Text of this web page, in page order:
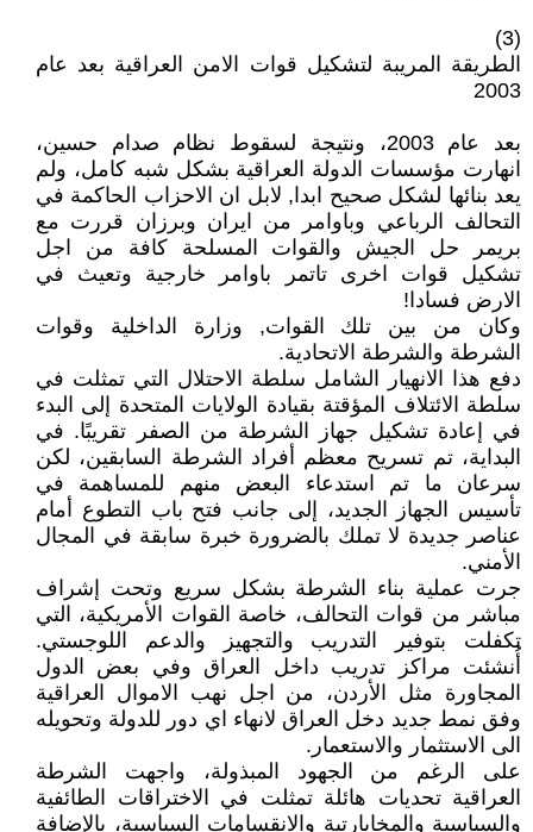
(3)
الطريقة المريبة لتشكيل قوات الامن العراقية بعد عام
2003
بعد عام 2003، ونتيجة لسقوط نظام صدام حسين،
انهارت مؤسسات الدولة العراقية بشكل شبه كامل، ولم
يعد بنائها لشكل صحيح ابدا, لابل ان الاحزاب الحاكمة في
التحالف الرباعي وباوامر من ايران وبرزان قررت مع
بريمر حل الجيش والقوات المسلحة كافة من اجل
تشكيل قوات اخرى تاتمر باوامر خارجية وتعيث في
الارض فسادا!
وكان من بين تلك القوات, وزارة الداخلية وقوات
الشرطة والشرطة الاتحادية.
دفع هذا الانهيار الشامل سلطة الاحتلال التي تمثلت في
سلطة الائتلاف المؤقتة بقيادة الولايات المتحدة إلى البدء
في إعادة تشكيل جهاز الشرطة من الصفر تقريبًا. في
البداية، تم تسريح معظم أفراد الشرطة السابقين، لكن
سرعان ما تم استدعاء البعض منهم للمساهمة في
تأسيس الجهاز الجديد، إلى جانب فتح باب التطوع أمام
عناصر جديدة لا تملك بالضرورة خبرة سابقة في المجال
الأمني.
جرت عملية بناء الشرطة بشكل سريع وتحت إشراف
مباشر من قوات التحالف، خاصة القوات الأمريكية، التي
تكفلت بتوفير التدريب والتجهيز والدعم اللوجستي.
أُنشئت مراكز تدريب داخل العراق وفي بعض الدول
المجاورة مثل الأردن، من اجل نهب الاموال العراقية
وفق نمط جديد دخل العراق لانهاء اي دور للدولة وتحويله
الى الاستثمار والاستعمار.
على الرغم من الجهود المبذولة، واجهت الشرطة
العراقية تحديات هائلة تمثلت في الاختراقات الطائفية
والسياسية والمخابارتية والانقسامات السياسية، بالإضافة